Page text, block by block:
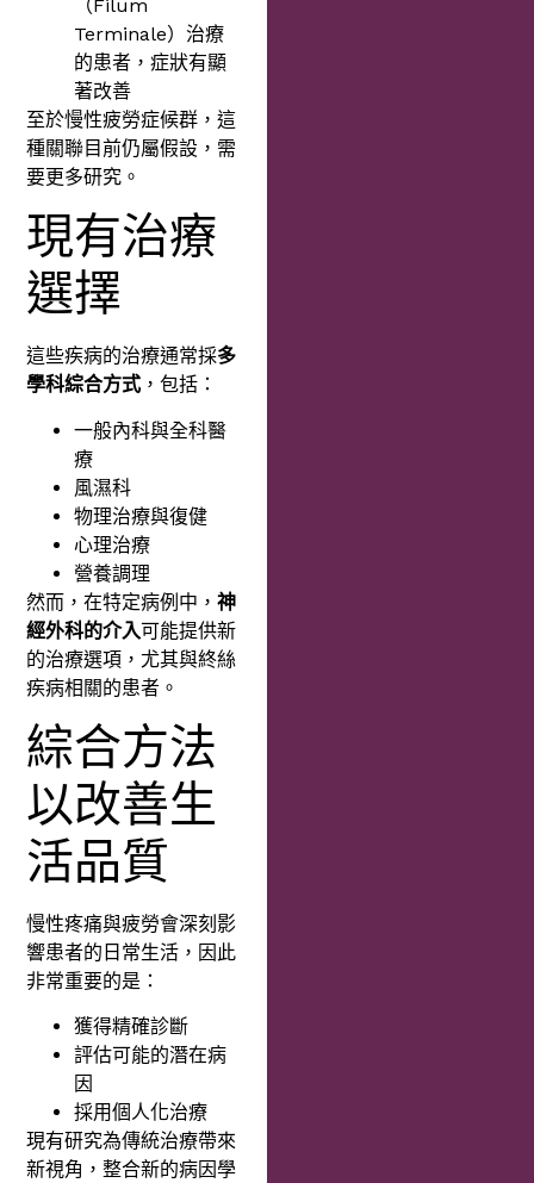
（Filum
Terminale）治療
的患者，症狀有顯
著改善
至於慢性疲勞症候群，這
種關聯目前仍屬假設，需
要更多研究。
現有治療
選擇
這些疾病的治療通常採多
學科綜合方式 ，包括：
一般內科與全科醫
療
風濕科
物理治療與復健
心理治療
營養調理
然而，在特定病例中，神
經外科的介入可能提供新
的治療選項，尤其與終絲
疾病相關的患者。
綜合方法
以改善生
活品質
慢性疼痛與疲勞會深刻影
響患者的日常生活，因此
非常重要的是：
獲得精確診斷
評估可能的潛在病
因
採用個人化治療
現有研究為傳統治療帶來
新視角，整合新的病因學